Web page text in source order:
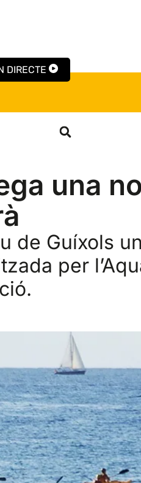
DIRECTE
una
de Guíxols
per